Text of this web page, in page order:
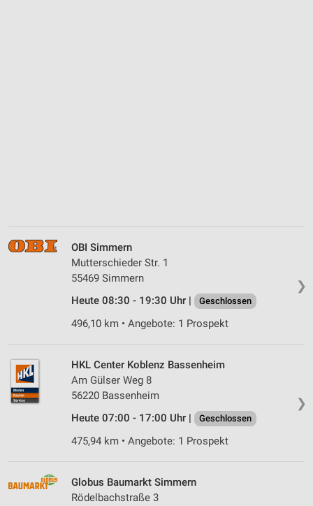
❯
OBI Simmern
Mutterschieder Str. 1
55469 Simmern
Heute 08:30 - 19:30 Uhr |
Geschlossen
496,10 km • Angebote: 1 Prospekt
❯
HKL Center Koblenz Bassenheim
Am Gülser Weg 8
56220 Bassenheim
Heute 07:00 - 17:00 Uhr |
Geschlossen
475,94 km • Angebote: 1 Prospekt
Globus Baumarkt Simmern
Rödelbachstraße 3